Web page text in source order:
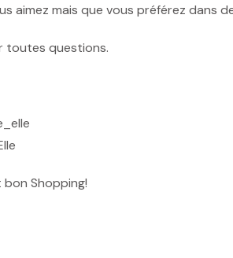
aimez mais que vous préférez dans
toutes questions.
Shopping!